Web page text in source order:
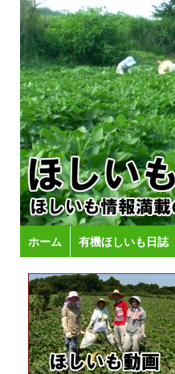
ホーム 有機ほしいも日誌